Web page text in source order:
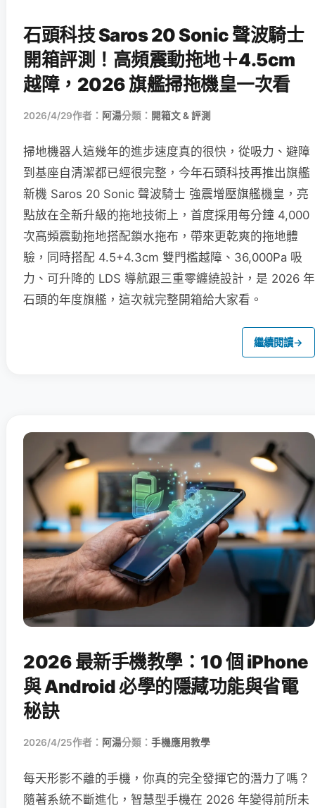
石頭科技 Saros 20 Sonic 聲波騎士
開箱評測！高頻震動拖地＋4.5cm
越障，2026 旗艦掃拖機皇一次看
2026/4/29作者： 阿湯分類： 開箱文 & 評測
掃地機器人這幾年的進步速度真的很快，從吸力、避障
到基座自清潔都已經很完整，今年石頭科技再推出旗艦
新機 Saros 20 Sonic 聲波騎士 強震增壓旗艦機皇，亮
點放在全新升級的拖地技術上，首度採用每分鐘 4,000
次高頻震動拖地搭配鎖水拖布，帶來更乾爽的拖地體
驗，同時搭配 4.5+4.3cm 雙門檻越障、36,000Pa 吸
力、可升降的 LDS 導航跟三重零纏繞設計，是 2026 年
石頭的年度旗艦，這次就完整開箱給大家看。
繼續閱讀→
2026 最新手機教學：10 個 iPhone
與 Android 必學的隱藏功能與省電
秘訣
2026/4/25作者： 阿湯分類： 手機應用教學
每天形影不離的手機，你真的完全發揮它的潛力了嗎？
隨著系統不斷進化，智慧型手機在 2026 年變得前所未